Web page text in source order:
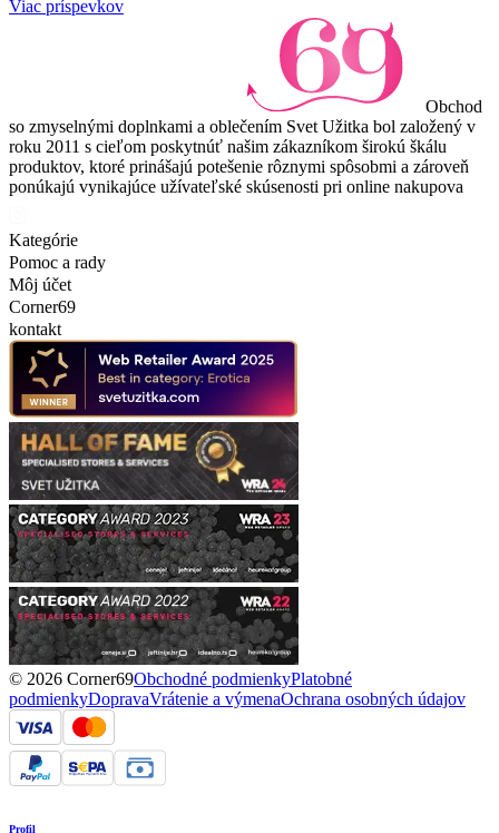
Viac príspevkov
Obchod
so zmyselnými doplnkami a oblečením Svet Užitka bol založený v
roku 2011 s cieľom poskytnúť našim zákazníkom širokú škálu
produktov, ktoré prinášajú potešenie rôznymi spôsobmi a zároveň
ponúkajú vynikajúce užívateľské skúsenosti pri online nakupova
Kategórie
Pomoc a rady
Môj účet
Corner69
kontakt
© 2026 Corner69Obchodné podmienkyPlatobné
podmienkyDopravaVrátenie a výmenaOchrana osobných údajov
Profil